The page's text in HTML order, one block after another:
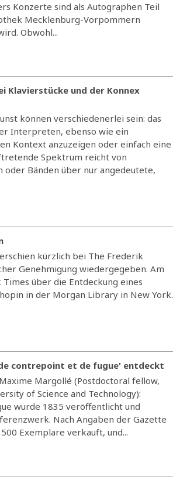
Konzerte sind als Autographen Teil
Mecklenburg-Vorpommern
Obwohl...
Klavierstücke und der Konnex
können verschiedenerlei sein: das
Interpreten, ebenso wie ein
Kontext anzuzeigen oder einfach eine
Spektrum reicht von
Bänden über nur angedeutete,
kürzlich bei The Frederik
Genehmigung wiedergegeben. Am
über die Entdeckung eines
in der Morgan Library in New York.
contrepoint et de fugue' entdeckt
Margollé (Postdoctoral fellow,
of Science and Technology):
wurde 1835 veröffentlicht und
Nach Angaben der Gazette
Exemplare verkauft, und...